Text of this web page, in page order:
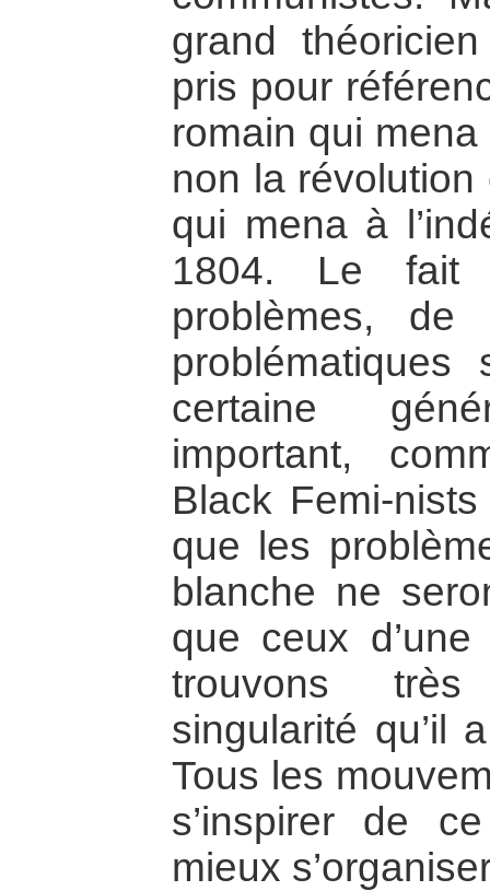
grand
pris pour
romain qui
non la révolution
qui mena à
1804. Le fait
problèmes,
certaine
important,
Black Femi-
que les
blanche ne
que ceux
trouvons
singularité qu’il
Tous les
s’inspirer de
mieux